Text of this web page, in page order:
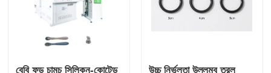
বেবি ফুড চামচ সিলিকন-কোটেড
উচ্চ নির্ভুলতা উল্লম্ব তরল